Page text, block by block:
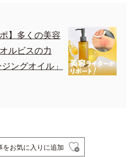
】多くの美容
ルビスの力
ングオイル」
をお気に入りに追加